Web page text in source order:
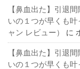
【鼻血出た】引退
いの１つが早くも
ャン レビュー）
に
【鼻血出た】引退
いの１つが早くも